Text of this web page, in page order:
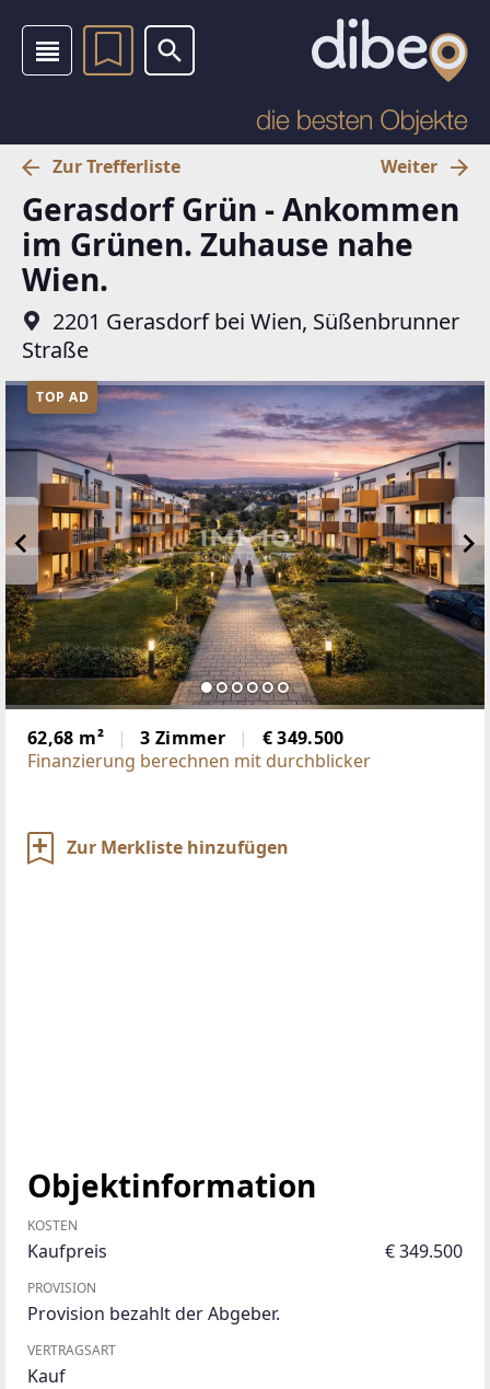
Zur Trefferliste Weiter
Gerasdorf Grün - Ankommen
im Grünen. Zuhause nahe
Wien.
2201 Gerasdorf bei Wien, Süßenbrunner
Straße
TOP AD
62,68 m² 3 Zimmer
€ 349.500
Finanzierung berechnen mit durchblicker
Zur Merkliste hinzufügen
Objektinformation
KOSTEN
Kaufpreis € 349.500
PROVISION
Provision bezahlt der Abgeber.
VERTRAGSART
Kauf